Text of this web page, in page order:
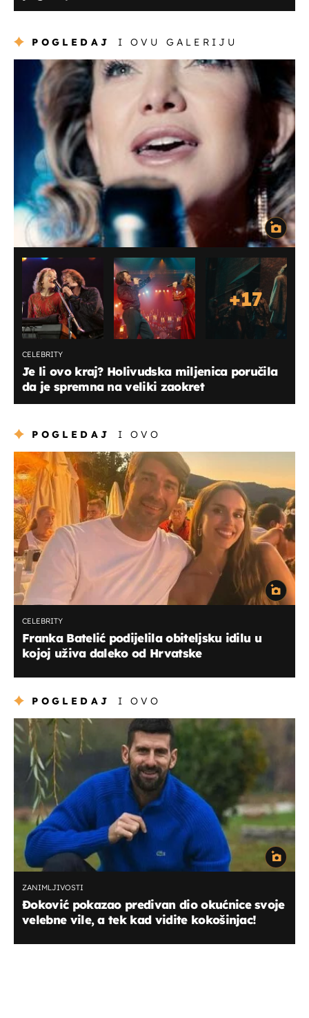
POGLEDAJ I OVU GALERIJU
+17
CELEBRITY
Je li ovo kraj? Holivudska miljenica poručila
da je spremna na veliki zaokret
POGLEDAJ I OVO
CELEBRITY
Franka Batelić podijelila obiteljsku idilu u
kojoj uživa daleko od Hrvatske
POGLEDAJ I OVO
ZANIMLJIVOSTI
Đoković pokazao predivan dio okućnice svoje
velebne vile, a tek kad vidite kokošinjac!